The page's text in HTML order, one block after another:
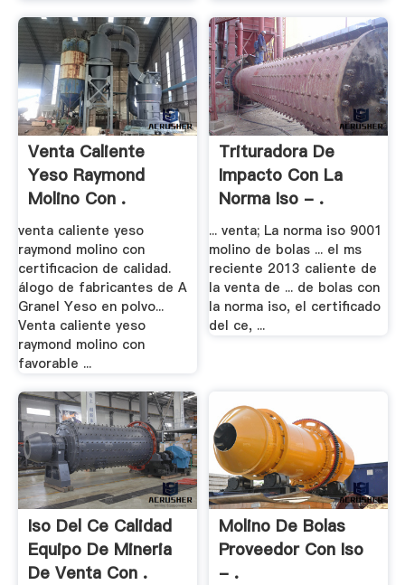
Venta Caliente
Yeso Raymond
Molino Con .
venta caliente yeso
raymond molino con
certificacion de calidad.
álogo de fabricantes de A
Granel Yeso en polvo...
Venta caliente yeso
raymond molino con
favorable ...
Trituradora De
Impacto Con La
Norma Iso - .
... venta; La norma iso 9001
molino de bolas ... el ms
reciente 2013 caliente de
la venta de ... de bolas con
la norma iso, el certificado
del ce, ...
Iso Del Ce Calidad
Equipo De Mineria
De Venta Con .
Molino De Bolas
Proveedor Con Iso
- .